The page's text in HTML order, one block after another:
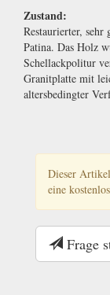
Zustand:
Restaurierter,
Patina. Das Holz
Schellackpolitur
Granitplatte mit
altersbedingter
Dieser
eine
Frage